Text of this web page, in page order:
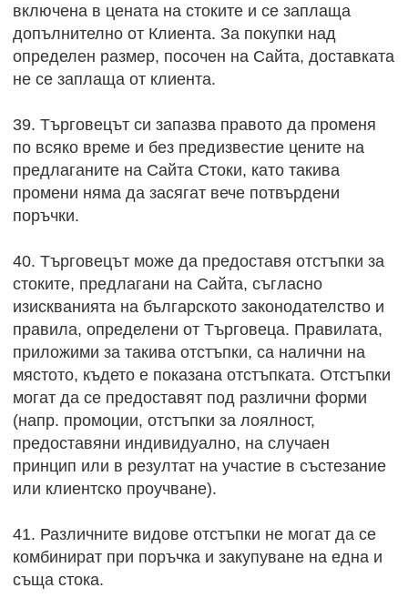
включена в цената на стоките и се заплаща
допълнително от Клиента. За покупки над
определен размер, посочен на Сайта, доставката
не се заплаща от клиента.
39. Търговецът си запазва правото да променя
по всяко време и без предизвестие цените на
предлаганите на Сайта Стоки, като такива
промени няма да засягат вече потвърдени
поръчки.
40. Търговецът може да предоставя отстъпки за
стоките, предлагани на Сайта, съгласно
изискванията на българското законодателство и
правила, определени от Търговеца. Правилата,
приложими за такива отстъпки, са налични на
мястото, където е показана отстъпката. Отстъпки
могат да се предоставят под различни форми
(напр. промоции, отстъпки за лоялност,
предоставяни индивидуално, на случаен
принцип или в резултат на участие в състезание
или клиентско проучване).
41. Различните видове отстъпки не могат да се
комбинират при поръчка и закупуване на една и
съща стока.